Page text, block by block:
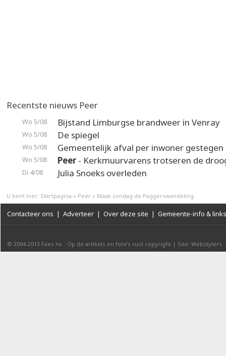
Recentste nieuws Peer
Wo 5/08 Bijstand Limburgse brandweer in Venray
Wo 5/08 De spiegel
Wo 5/08 Gemeentelijk afval per inwoner gestegen
Wo 5/08 Peer- Kerkmuurvarens trotseren de
Di 4/08 Julia Snoeks overleden
U bent hier: Startpagina » Peer » Maak zondag de Paggerswandeling
Contacteer ons | Adverteer | Over deze site | Gemeente-info & links
© 2004-2013 Faes nv - Op de artikels en foto’s rust copyright | Site: Webstylers